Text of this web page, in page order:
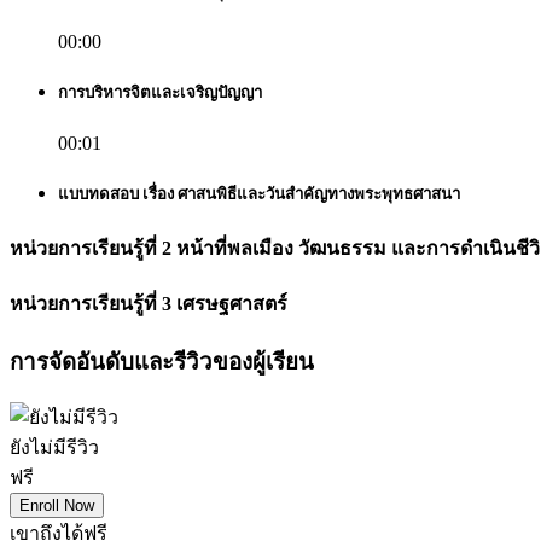
00:00
การบริหารจิตและเจริญปัญญา
00:01
แบบทดสอบ เรื่อง ศาสนพิธีและวันสำคัญทางพระพุทธศาสนา
หน่วยการเรียนรู้ที่ 2 หน้าที่พลเมือง วัฒนธรรม และการดำเนินชี
หน่วยการเรียนรู้ที่ 3 เศรษฐศาสตร์
การจัดอันดับและรีวิวของผู้เรียน
ยังไม่มีรีวิว
ฟรี
Enroll Now
เขาถึงได้ฟรี